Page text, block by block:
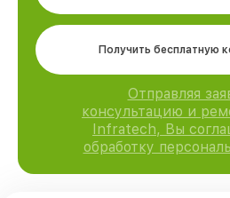
Получить бесплатную
Отправляя
консультацию и
Infratech, Вы
обработку